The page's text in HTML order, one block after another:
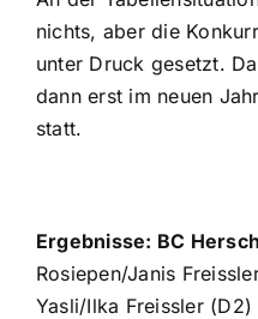
nichts, aber die
unter Druck gesetzt.
dann erst im neuen
statt.
Ergebnisse: BC
Rosiepen/Janis
Yasli/Ilka Freissler (D2)